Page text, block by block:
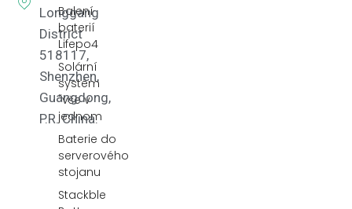
Balení
baterií
Lifepo4
Solární
systém
"vše v
jednom
Baterie do
serverového
stojanu
Stackble
Longgang
District
518117,
Shenzhen,
Guangdong,
P.R. China.